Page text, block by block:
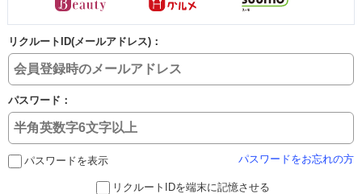
リクルートID(メールアドレス)：
パスワード：
パスワードを表示 パスワードをお忘れの方
リクルートIDを端末に記憶させる